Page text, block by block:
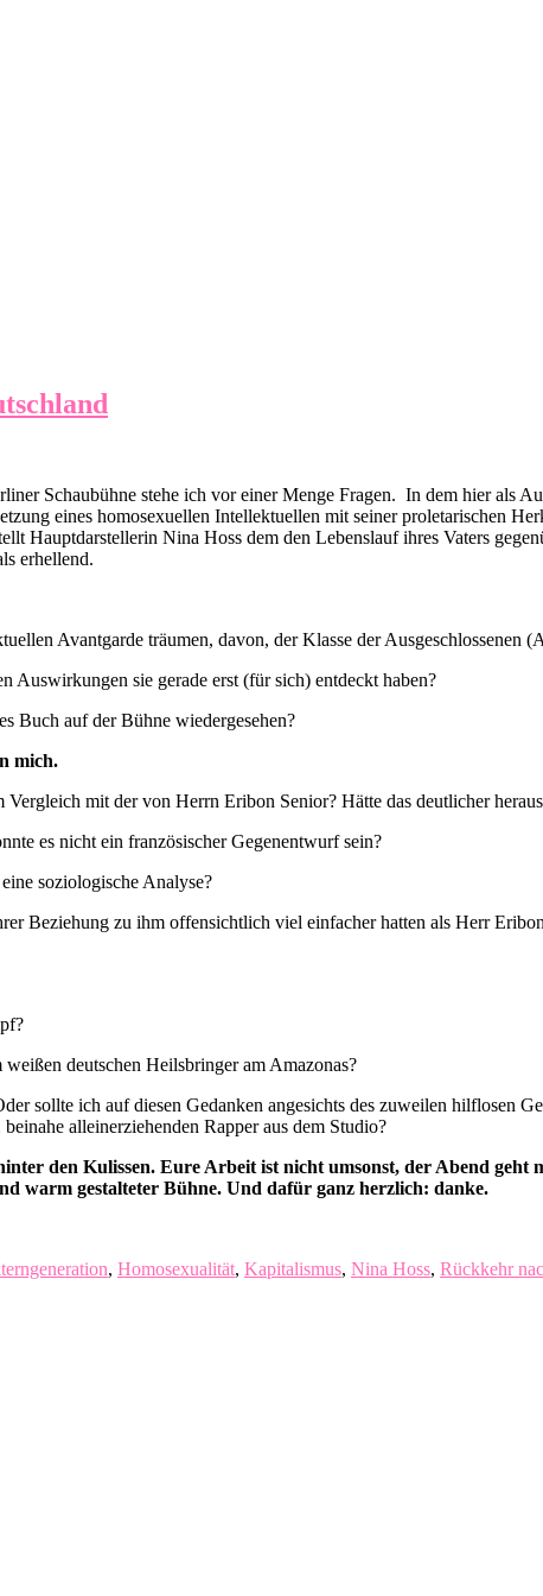
Schaubühne stehe ich vor einer Menge Fragen. In dem hier als
eines homosexuellen Intellektuellen mit seiner proletarischen
Hauptdarstellerin Nina Hoss dem den Lebenslauf ihres Vaters
erhellend.
Avantgarde träumen, davon, der Klasse der Ausgeschlossenen
Auswirkungen sie gerade erst (für sich) entdeckt haben?
Buch auf der Bühne wiedergesehen?
mich.
mit der von Herrn Eribon Senior? Hätte das deutlicher
es nicht ein französischer Gegenentwurf sein?
soziologische Analyse?
Beziehung zu ihm offensichtlich viel einfacher hatten als Herr
deutschen Heilsbringer am Amazonas?
sollte ich auf diesen Gedanken angesichts des zuweilen hilflosen
alleinerziehenden Rapper aus dem Studio?
den Kulissen. Eure Arbeit ist nicht umsonst, der Abend
warm gestalteter Bühne. Und dafür ganz herzlich: danke.
, Homosexualität, Kapitalismus, Nina Hoss, Rückkehr